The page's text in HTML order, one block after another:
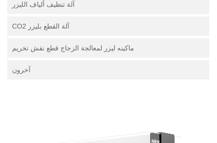
آلة تنظيف ألياف الليزر
آلة القطع بليزر CO2
ماكينه ليزر لمعالجة الزجاج قطع نقش تخريم
آخرون